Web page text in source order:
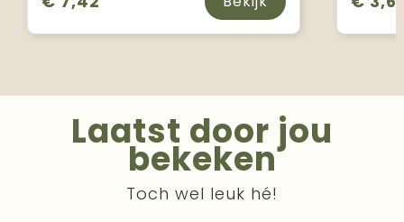
Laatst door jou
bekeken
Toch wel leuk hé!